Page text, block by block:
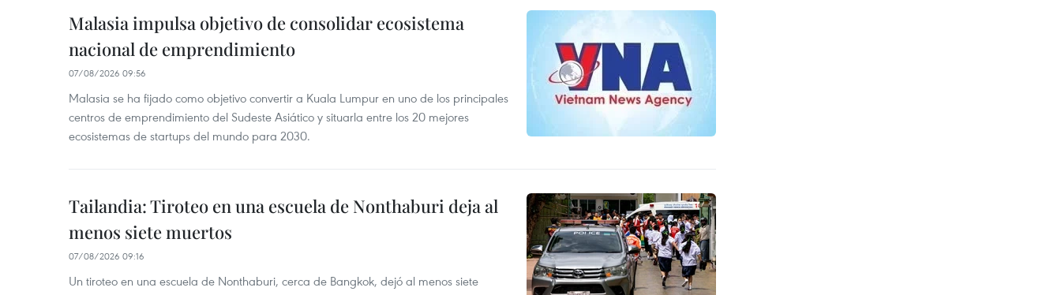
Malasia impulsa objetivo de consolidar ecosistema
nacional de emprendimiento
07/08/2026 09:56
Malasia se ha fijado como objetivo convertir a Kuala Lumpur en uno de los principales
centros de emprendimiento del Sudeste Asiático y situarla entre los 20 mejores
ecosistemas de startups del mundo para 2030.
Tailandia: Tiroteo en una escuela de Nonthaburi deja al
menos siete muertos
07/08/2026 09:16
Un tiroteo en una escuela de Nonthaburi, cerca de Bangkok, dejó al menos siete